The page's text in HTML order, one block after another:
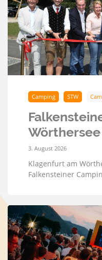
Camping STW
3. August 2026
Klagenfurt am
Falkensteiner